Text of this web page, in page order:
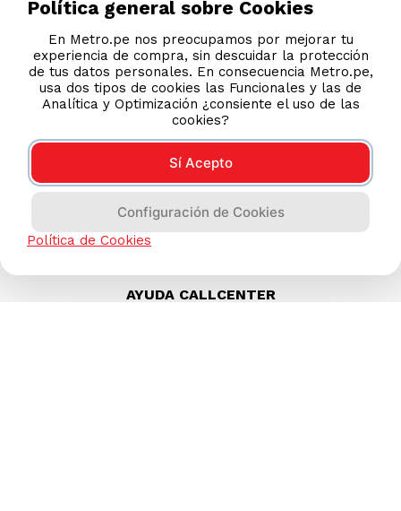
AYUDA CALLCENTER
Política general sobre Cookies
En Metro.pe nos preocupamos por mejorar tu
experiencia de compra, sin descuidar la protección
de tus datos personales. En consecuencia Metro.pe,
usa dos tipos de cookies las Funcionales y las de
Analítica y Optimización ¿consiente el uso de las
cookies?
Sí Acepto
Configuración de Cookies
Política de Cookies